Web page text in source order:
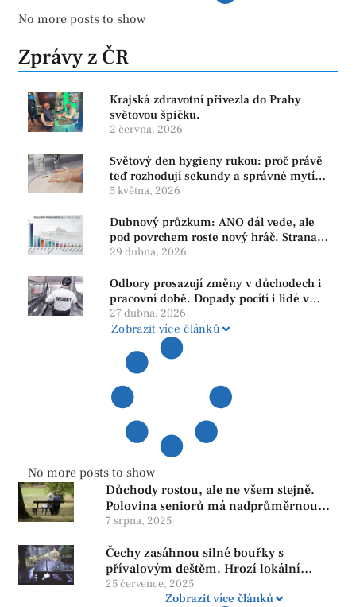
No more posts to show
Zprávy z ČR
Krajská zdravotní přivezla do Prahy
světovou špičku.
2 června, 2026
Světový den hygieny rukou: proč právě
teď rozhodují sekundy a správné mytí
rukou
5 května, 2026
Dubnový průzkum: ANO dál vede, ale
pod povrchem roste nový hráč. Strana
PRO se drží nejvýš mezi menšími
29 dubna, 2026
Odbory prosazují změny v důchodech i
pracovní době. Dopady pocítí i lidé v
našem regionu
27 dubna, 2026
Zobrazit více článků
No more posts to show
Důchody rostou, ale ne všem stejně.
Polovina seniorů má nadprůměrnou
penzi, tisíce však žijí pod hranicí
reformy
7 srpna, 2025
Čechy zasáhnou silné bouřky s
přívalovým deštěm. Hrozí lokální
zatopení
25 července, 2025
Zobrazit více článků